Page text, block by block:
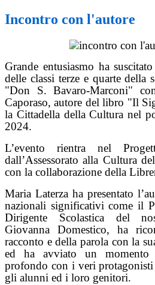
Incontro con l'autore
Grande entusiasmo ha
delle classi terze e quarte della
"Don S. Bavaro-Marconi"
Caporaso, autore del libro "Il
la Cittadella della Cultura nel
2024.
L’evento rientra nel
dall’Assessorato alla Cultura
con la collaborazione della
Maria Laterza ha presentato
nazionali significativi come il
Dirigente Scolastica del
Giovanna Domestico, ha
racconto e della parola con la
ed ha avviato un
profondo con i veri
gli alunni ed i loro genitori.